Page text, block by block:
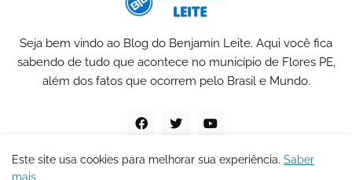
Seja bem vindo ao Blog do Benjamin Leite. Aqui você fica
sabendo de tudo que acontece no município de Flores PE,
além dos fatos que ocorrem pelo Brasil e Mundo.
Este site usa cookies para melhorar sua experiência. Saber
mais